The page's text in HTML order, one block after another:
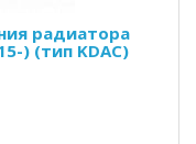
радиатора
) (тип KDAC)